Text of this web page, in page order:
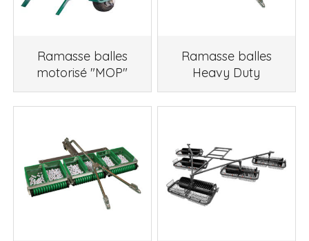
Ramasse balles
motorisé "MOP"
Ramasse balles
Heavy Duty